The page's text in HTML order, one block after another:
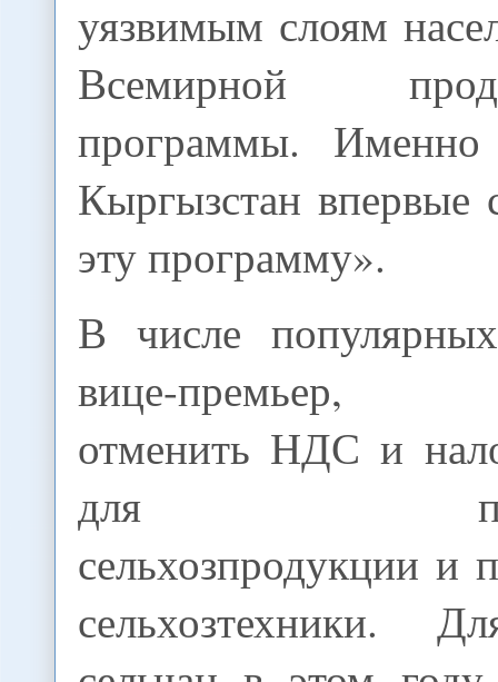
уязвимым слоям
Всемирной
программы.
Кыргызстан впервые
эту программу».
В числе
вице-премьер,
отменить НДС и
для
сельхозпродукции и
сельхозтехники.